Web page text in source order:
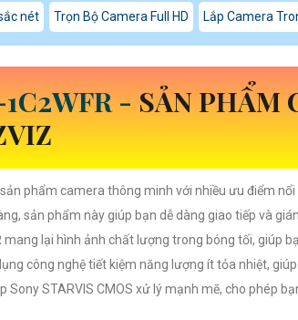
nét Trọn Bộ Camera Full HD Lắp Camera
-SẢN PHẨM
phẩm camera thông minh với nhiều ưu điểm nổi
sản phẩm này giúp bạn dễ dàng giao tiếp và
mang lại hình ảnh chất lượng trong bóng tối, giúp
công nghệ tiết kiệm năng lượng ít tỏa nhiệt,
Sony STARVIS CMOS xử lý mạnh mẽ, cho phép